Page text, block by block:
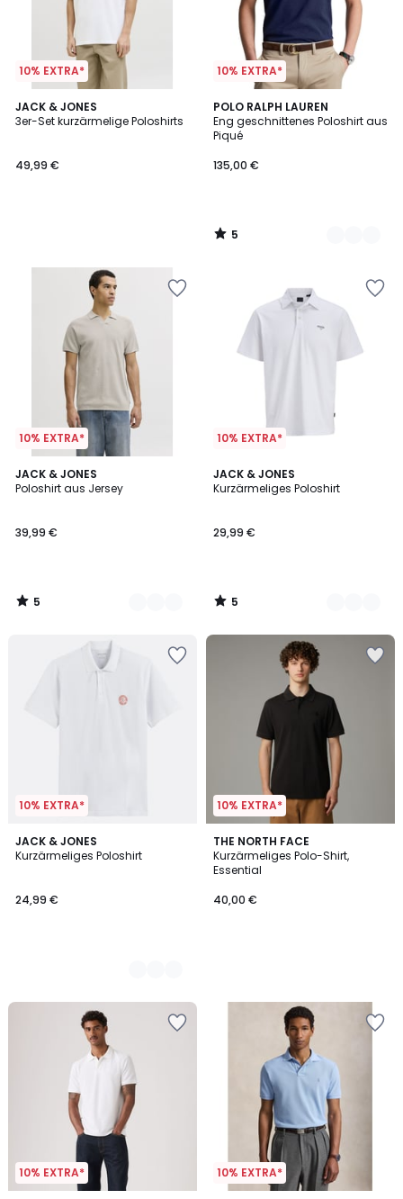
10% EXTRA*
JACK & JONES
3er-Set kurzärmelige Poloshirts
49,99 €
10% EXTRA*
POLO RALPH LAUREN
Eng geschnittenes Poloshirt aus
Piqué
135,00 €
5
/
5
8
Farben
5
/
10% EXTRA*
JACK & JONES
Poloshirt aus Jersey
39,99 €
5
/
4
Farben
5
/
10% EXTRA*
JACK & JONES
Kurzärmeliges Poloshirt
29,99 €
5
/
2
Farben
5
/
10% EXTRA*
JACK & JONES
Kurzärmeliges Poloshirt
24,99 €
3
Farben
10% EXTRA*
THE NORTH FACE
Kurzärmeliges Polo-Shirt,
Essential
40,00 €
10% EXTRA* 10% EXTRA*